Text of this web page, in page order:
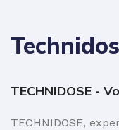
TECHNIDOSE -
TECHNIDOSE,